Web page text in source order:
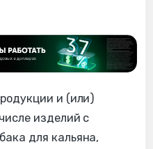
и (или)
изделий с
для кальяна,